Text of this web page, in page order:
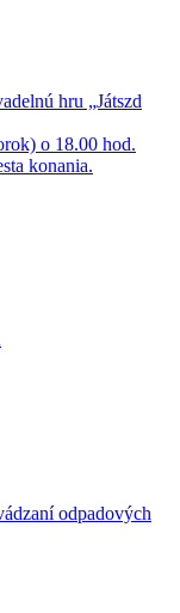
hru „Játszd
o 18.00 hod.
konania.
odpadových